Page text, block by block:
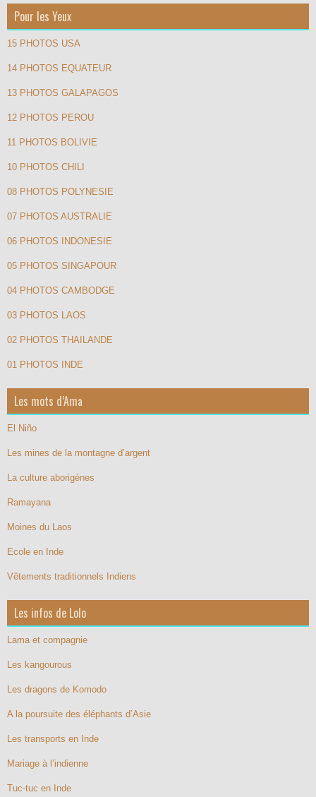
Pour les Yeux
15 PHOTOS USA
14 PHOTOS EQUATEUR
13 PHOTOS GALAPAGOS
12 PHOTOS PEROU
11 PHOTOS BOLIVIE
10 PHOTOS CHILI
08 PHOTOS POLYNESIE
07 PHOTOS AUSTRALIE
06 PHOTOS INDONESIE
05 PHOTOS SINGAPOUR
04 PHOTOS CAMBODGE
03 PHOTOS LAOS
02 PHOTOS THAILANDE
01 PHOTOS INDE
Les mots d’Ama
El Niño
Les mines de la montagne d’argent
La culture aborigènes
Ramayana
Moines du Laos
Ecole en Inde
Vêtements traditionnels Indiens
Les infos de Lolo
Lama et compagnie
Les kangourous
Les dragons de Komodo
A la poursuite des éléphants d’Asie
Les transports en Inde
Mariage à l’indienne
Tuc-tuc en Inde